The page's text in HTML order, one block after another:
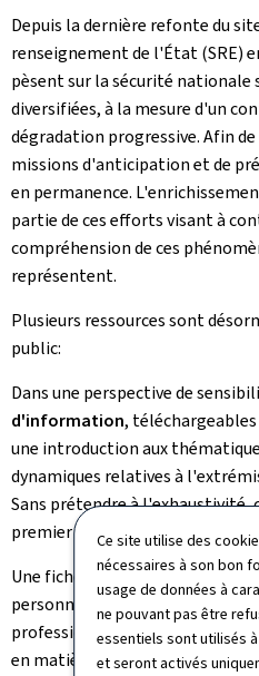
Ce site utilise des
nécessaires à son bon
usage de données à
ne pouvant pas être
essentiels sont utilisés
et seront activés
Depuis la dernière refonte du
renseignement de l'État (SRE)
pèsent sur la sécurité
diversifiées, à la mesure d'un
dégradation progressive. Afin
missions d'anticipation et de
en permanence.
partie de ces efforts visant à
compréhension de ces
représentent.
Plusieurs ressources sont
public:
Dans une perspective de
d'information,
une introduction aux
dynamiques relatives à
Sans prétendre à
premier point de référence sur
Une fiche d'information
personnes amenées à effectuer
professionnels à l'étranger
en matière de protection de